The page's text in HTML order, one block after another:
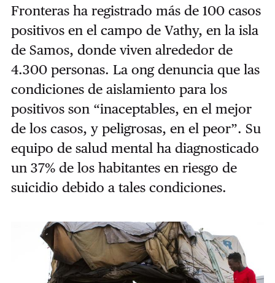
Fronteras ha registrado ​más de 100 casos
positivos ​en el campo de Vathy, en la isla
de Samos, donde viven alrededor de
4.300 personas. La ong denuncia que las
condiciones de aislamiento para los
positivos son “inaceptables, en el mejor
de los casos, y peligrosas, en el peor”. Su
equipo de salud mental ha diagnosticado
un ​37% de los habitantes​ en riesgo de
suicidio debido a tales condiciones.